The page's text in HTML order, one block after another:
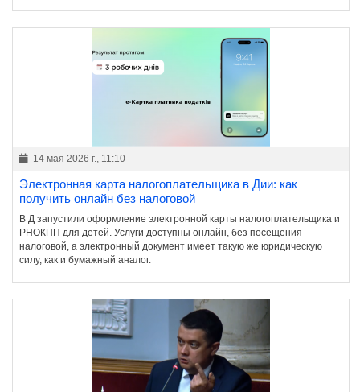
14 мая 2026 г., 11:10
Электронная карта налогоплательщика в Дии: как
получить онлайн без налоговой
В Д запустили оформление электронной карты налогоплательщика и
РНОКПП для детей. Услуги доступны онлайн, без посещения
налоговой, а электронный документ имеет такую же юридическую
силу, как и бумажный аналог.